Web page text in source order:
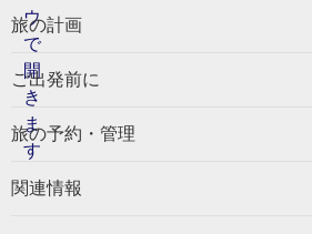
旅の計画
ご出発前に
旅の予約・管理
関連情報